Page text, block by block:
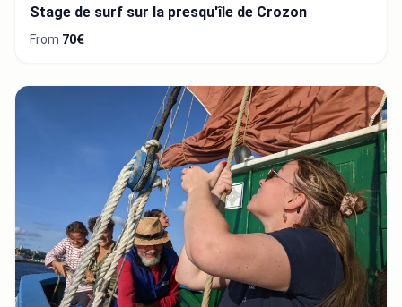
Stage de surf sur la presqu'île de Crozon
From 70€